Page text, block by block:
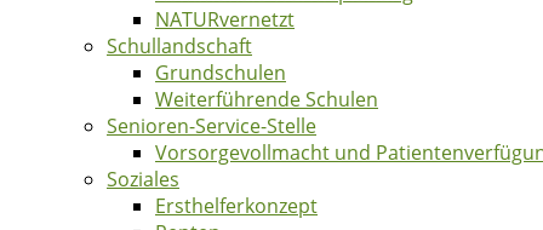
NATURvernetzt
Schullandschaft
Grundschulen
Weiterführende Schulen
Senioren-Service-Stelle
Vorsorgevollmacht und
Soziales
Ersthelferkonzept